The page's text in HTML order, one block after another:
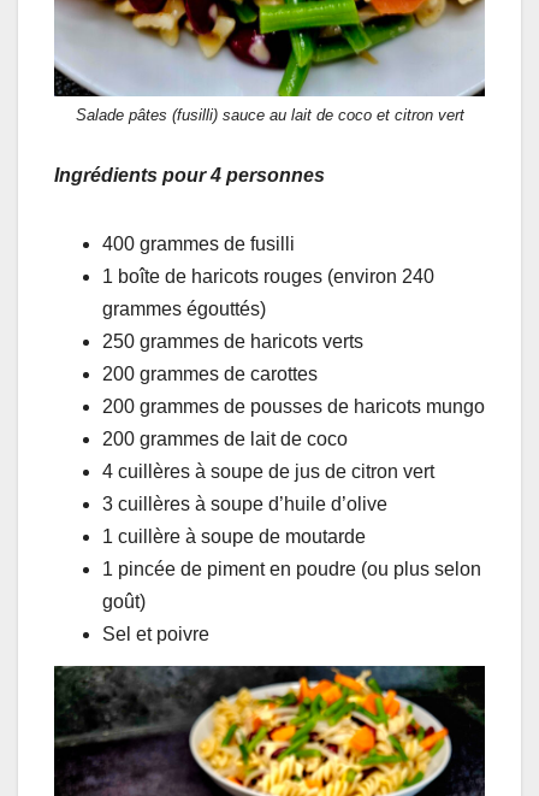
Salade pâtes (fusilli) sauce au lait de coco et citron vert
Ingrédients pour 4 personnes
400 grammes de fusilli
1 boîte de haricots rouges (environ 240
grammes égouttés)
250 grammes de haricots verts
200 grammes de carottes
200 grammes de pousses de haricots mungo
200 grammes de lait de coco
4 cuillères à soupe de jus de citron vert
3 cuillères à soupe d’huile d’olive
1 cuillère à soupe de moutarde
1 pincée de piment en poudre (ou plus selon
goût)
Sel et poivre